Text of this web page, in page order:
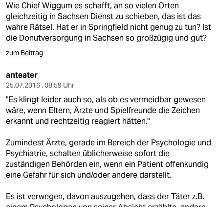
Wie Chief Wiggum es schafft, an so vielen Orten
gleichzeitig in Sachsen Dienst zu schieben, das ist das
wahre Rätsel. Hat er in Springfield nicht genug zu tun? Ist
die Donutversorgung in Sachsen so großzügig und gut?
zum Beitrag
anteater
25.07.2016 , 08:59 Uhr
"Es klingt leider auch so, als ob es vermeidbar gewesen
wäre, wenn Eltern, Ärzte und Spielfreunde die Zeichen
erkannt und rechtzeitig reagiert hätten."
Zumindest Ärzte, gerade im Bereich der Psychologie und
Psychiatrie, schalten üblicherweise sofort die
zuständigen Behörden ein, wenn ein Patient offenkundig
eine Gefahr für sich und/oder andere darstellt.
Es ist verwegen, davon auszugehen, dass der Täter z.B.